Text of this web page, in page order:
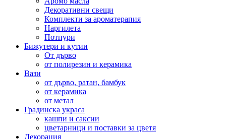
Декоративни свещи
Комплекти за ароматерапия
Наргилета
Потпури
Бижутери и кутии
От дърво
от полирезин и керамика
Вази
от дърво, ратан, бамбук
от керамика
от метал
Градинска украса
кашпи и саксии
цветарници и поставки за цветя
Декорация